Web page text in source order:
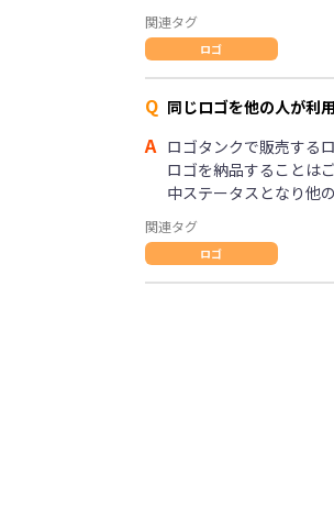
関連タグ
ロゴ
Q 同じロゴを他の人が利
A ロゴタンクで販売する
ロゴを納品することは
中ステータスとなり他
関連タグ
ロゴ